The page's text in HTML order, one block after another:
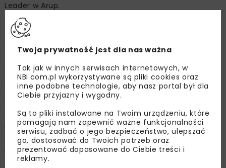
Leader w Arup.
Niezrównoważone krytyczne
surowce
Coraz ważniejszą kwestią wpływającą na dostępność
surowców krytycznych jest także zrównoważony rozwój.
Wydobycie i przetwarzanie zasobów naturalnych
obecnie odpowiada za około połowę globalnych emisji
gazów cieplarnianych[1]. Natomiast samo górnictwo
powoduje 4-7 proc. globalnych emisji, jednocześnie
przyczyniając się do takich zjawisk, jak utrata
bioróżnorodności, wylesianie, erozje, zanieczyszczenie
ziemi, marnotrawstwo zasobów oraz zanieczyszczanie
Twoja prywatność jest dla nas ważna
Tak jak w innych serwisach internetowych, w
NBI.com.pl wykorzystywane są pliki cookies oraz
inne podobne technologie, aby nasz portal był dla
Ciebie przyjazny i wygodny.
Są to pliki instalowane na Twoim urządzeniu, które
pomagają nam zapewnić ważne funkcjonalności
serwisu, zadbać o jego bezpieczeństwo, ulepszać
go, dostosować do Twoich potrzeb oraz
prezentować dopasowane do Ciebie treści i
reklamy.